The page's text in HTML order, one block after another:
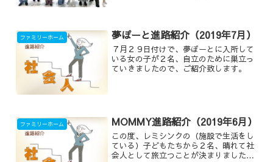
ファミリーホーム 夢ぽーと進路紹介（2019年7月）
７月２９日付けで、夢ぽーとに入所して
いる女の子が２名、自立のために巣立っ
ていきましたので、ご紹介致します。
ファミリーホーム MOMMY進路紹介（2019年6月）
この度、レミシンクの（施設で生活をし
ている）子どもたちから２名、晴れて社
会人として旅立つことが決まりました。